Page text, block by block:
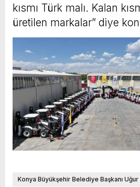
kısmı Türk malı. Kalan
üretilen markalar” diye
Konya Büyükşehir Belediye Başkanı